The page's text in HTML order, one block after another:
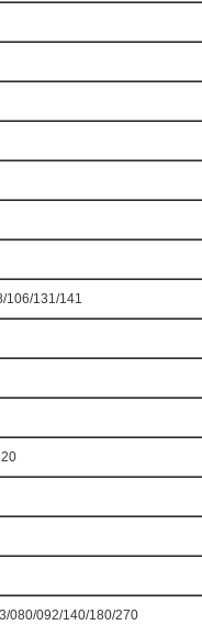
106/131/141
080/092/140/180/270